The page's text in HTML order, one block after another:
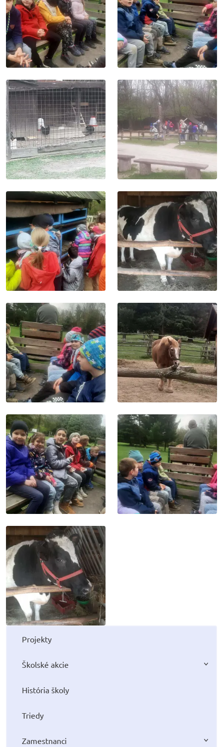
Projekty
Školské akcie
História školy
Triedy
Zamestnanci